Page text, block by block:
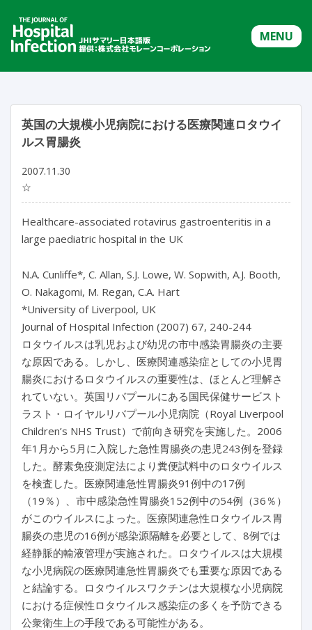
MENU
英国の大規模小児病院における医療関連ロタウイ
ルス胃腸炎
2007.11.30
☆
Healthcare-associated rotavirus gastroenteritis in a
large paediatric hospital in the UK
N.A. Cunliffe*, C. Allan, S.J. Lowe, W. Sopwith, A.J. Booth,
O. Nakagomi, M. Regan, C.A. Hart
*University of Liverpool, UK
Journal of Hospital Infection (2007) 67, 240-244
ロタウイルスは乳児および幼児の市中感染胃腸炎の主要
な原因である。しかし、医療関連感染症としての小児胃
腸炎におけるロタウイルスの重要性は、ほとんど理解さ
れていない。英国リバプールにある国民保健サービスト
ラスト・ロイヤルリバプール小児病院（Royal Liverpool
Children’s NHS Trust）で前向き研究を実施した。2006
年1月から5月に入院した急性胃腸炎の患児243例を登録
した。酵素免疫測定法により糞便試料中のロタウイルス
を検査した。医療関連急性胃腸炎91例中の17例
（19％）、市中感染急性胃腸炎152例中の54例（36％）
がこのウイルスによった。医療関連急性ロタウイルス胃
腸炎の患児の16例が感染源隔離を必要として、8例では
経静脈的輸液管理が実施された。ロタウイルスは大規模
な小児病院の医療関連急性胃腸炎でも重要な原因である
と結論する。ロタウイルスワクチンは大規模な小児病院
における症候性ロタウイルス感染症の多くを予防できる
公衆衛生上の手段である可能性がある。